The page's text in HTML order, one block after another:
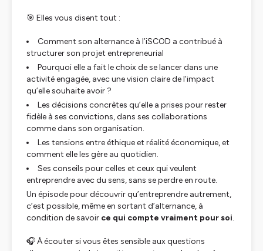
🎯 Elles vous disent tout :
Comment son alternance à l’iSCOD a contribué à
structurer son projet entrepreneurial
Pourquoi elle a fait le choix de se lancer dans une
activité engagée, avec une vision claire de l’impact
qu’elle souhaite avoir ?
Les décisions concrètes qu’elle a prises pour rester
fidèle à ses convictions, dans ses collaborations
comme dans son organisation.
Les tensions entre éthique et réalité économique, et
comment elle les gère au quotidien.
Ses conseils pour celles et ceux qui veulent
entreprendre avec du sens, sans se perdre en route.
Un épisode pour découvrir qu’entreprendre autrement,
c’est possible, même en sortant d’alternance, à
condition de savoir ce qui compte vraiment pour soi.
🎧À écouter si vous êtes sensible aux questions